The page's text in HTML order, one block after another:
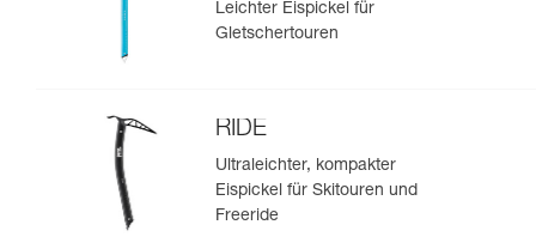
Leichter Eispickel für
Gletschertouren
RIDE
Ultraleichter, kompakter
Eispickel für Skitouren und
Freeride